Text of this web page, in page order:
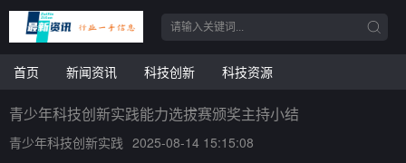
首页 新闻资讯 科技创新 科技资源
青少年科技创新实践能力选拔赛颁奖主持小结
青少年科技创新实践 2025-08-14 15:15:08